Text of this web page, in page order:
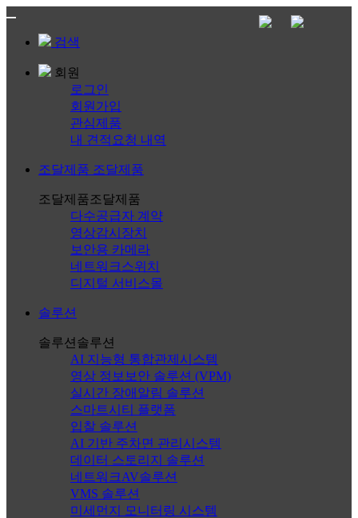
검색
회원
로그인
회원가입
관심제품
내 견적요청 내역
조달제품 조달제품
조달제품조달제품
다수공급자 계약
영상감시장치
보안용 카메라
네트워크스위치
디지털 서비스몰
솔루션
솔루션 솔루션
AI 지능형 통합관제시스템
영상 정보보안 솔루션 (VPM)
실시간 장애알림 솔루션
스마트시티 플랫폼
입찰 솔루션
AI 기반 주차면 관리시스템
데이터 스토리지 솔루션
네트워크AV솔루션
VMS 솔루션
미세먼지 모니터링 시스템